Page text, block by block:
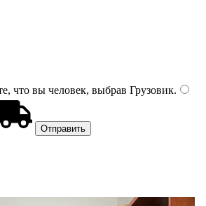
что вы человек, выбрав Грузовик.